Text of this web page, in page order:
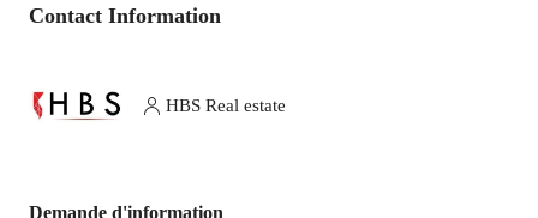
Contact Information
HBS Real estate
Demande d'information